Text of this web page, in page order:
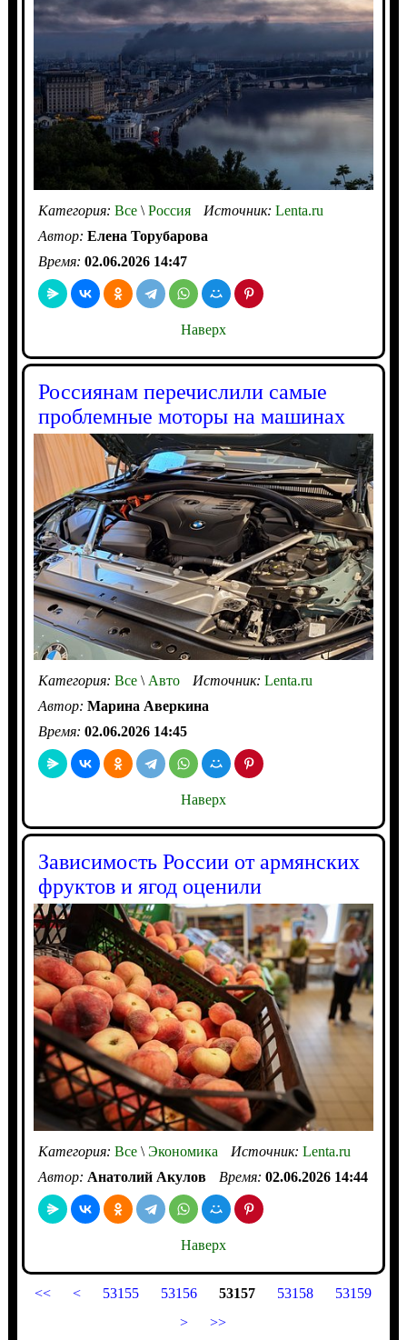
Категория: Все\Россия Источник: Lenta.ru
Автор: Елена Торубарова
Время: 02.06.2026 14:47
Наверх
Россиянам перечислили самые
проблемные моторы на машинах
Категория: Все\Авто Источник: Lenta.ru
Автор: Марина Аверкина
Время: 02.06.2026 14:45
Наверх
Зависимость России от армянских
фруктов и ягод оценили
Категория: Все\Экономика Источник: Lenta.ru
Автор: Анатолий Акулов Время: 02.06.2026 14:44
Наверх
<< < 53155 53156 53157 53158
53159
>
>>